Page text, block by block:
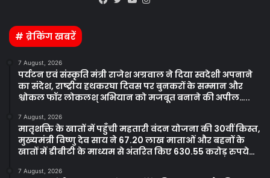
# ब्रेकिंग खबरें
7 August, 2026
पर्यटन एवं संस्कृति मंत्री राजेश अग्रवाल ने दिया स्वदेशी अपनाने
का संदेश, राष्ट्रीय हथकरघा दिवस पर बुनकरों के सम्मान और
श्वोकल फॉर लोकलश् अभियान को मजबूत बनाने की अपील…..
7 August, 2026
मातृशक्ति के खातों में पहुँची महतारी वंदन योजना की 30वीं किस्त,
मुख्यमंत्री विष्णु देव साय ने 67.20 लाख माताओं और बहनों के
खातों में डीबीटी के माध्यम से अंतरित किए 630.55 करोड़ रुपये…
7 August, 2026